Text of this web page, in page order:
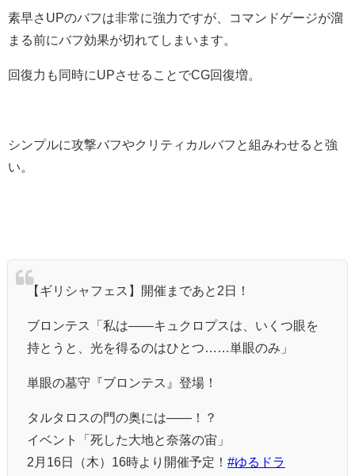
素早さUPのバフは非常に強力ですが、コマンドゲージが溜
まる前にバフ効果が切れてしまいます。
回復力も同時にUPさせることでCG回復増。
シンプルに攻撃バフやクリティカルバフと組みわせると強
い。
【ギリシャフェス】開催まであと2日！
ブロンテス「私は——キュクロプスは、いくつ眼を
持とうと、光を得るのはひとつ……単眼のみ」
単眼の墓守『ブロンテス』登場！
タルタロスの門の奥には——！？
イベント「死した大地と奈落の宙」
2月16日（木）16時より開催予定！ #ゆるドラ